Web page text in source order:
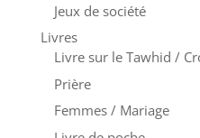
Jeux de société
Livres
Livre sur le Tawhid /
Prière
Femmes / Mariage